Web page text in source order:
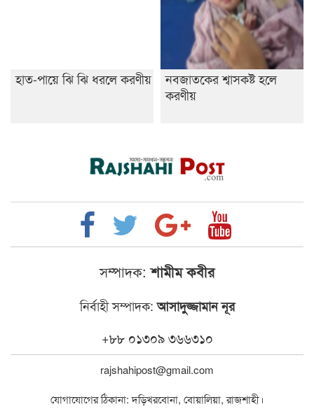
হাত-পায়ে ঝি ঝি ধরলে করণীয়
নবজাতকের শ্বাসকষ্ট হলে
করণীয়
সম্পাদক: শামীম কবীর
নির্বাহী সম্পাদক:আসাদুজ্জামান নূর
+৮৮ ০১৩০৯ ৩৬৬৩১০
rajshahipost@gmail.com
যোগাযোগের ঠিকানা: দড়িখরবোনা, বোয়ালিয়া, রাজশাহী।